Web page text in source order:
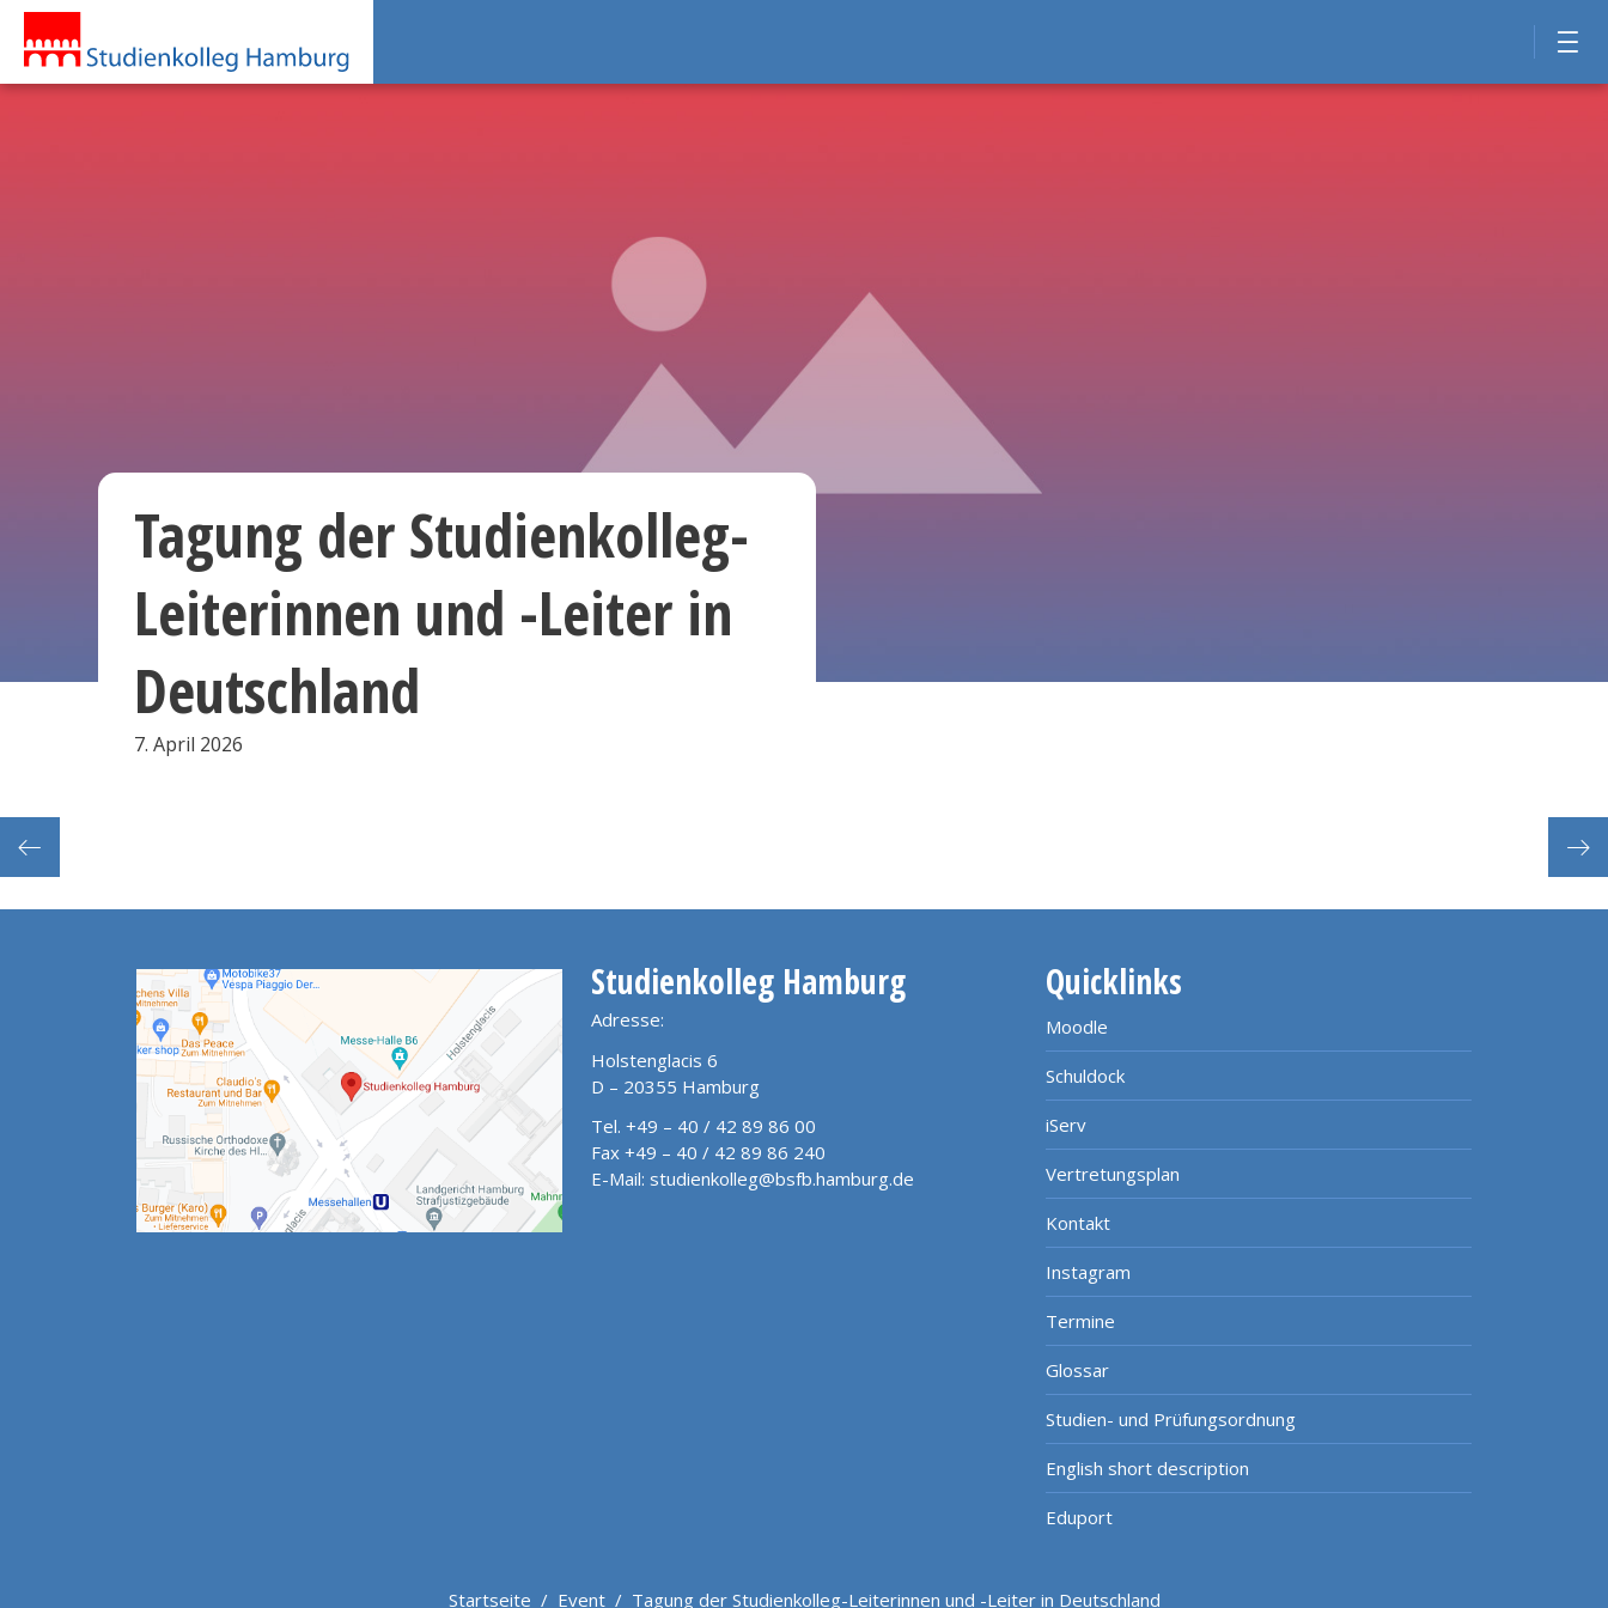
Tagung der Studienkolleg-
Leiterinnen und -Leiter in
Deutschland
7. April 2026
Studienkolleg Hamburg
Adresse:
Holstenglacis 6
D – 20355 Hamburg
Tel. +49 – 40 / 42 89 86 00
Fax +49 – 40 / 42 89 86 240
E-Mail: studienkolleg@bsfb.hamburg.de
Quicklinks
Moodle
Schuldock
iServ
Vertretungsplan
Kontakt
Instagram
Termine
Glossar
Studien- und Prüfungsordnung
English short description
Eduport
Startseite / Event/ Tagung der Studienkolleg-Leiterinnen und -Leiter in Deutschland